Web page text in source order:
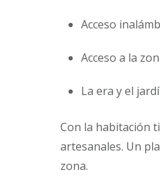
Acceso
Acceso a la
La era y el
Con la habitación
artesanales. Un
zona.